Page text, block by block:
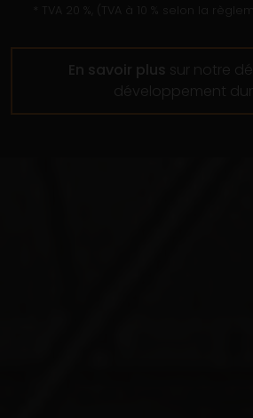
* TVA 20 %, (TVA à 10 % selon la
En savoir plus sur notre
développement